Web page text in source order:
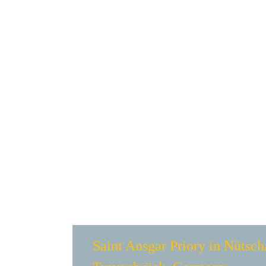
Saint Ansgar Priory in